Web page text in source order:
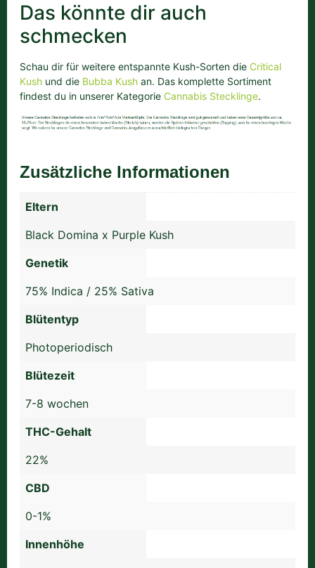
Das könnte dir auch
schmecken
Schau dir für weitere entspannte Kush-Sorten die Critical
Kush und die Bubba Kush an. Das komplette Sortiment
findest du in unserer Kategorie Cannabis Stecklinge.
Zusätzliche Informationen
Eltern
Black Domina x Purple Kush
Genetik
75% Indica / 25% Sativa
Blütentyp
Photoperiodisch
Blütezeit
7-8 wochen
THC-Gehalt
22%
CBD
0-1%
Innenhöhe